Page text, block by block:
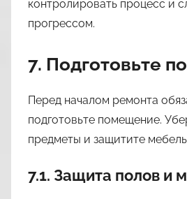
контролировать процесс и
прогрессом.
7. Подготовьте
Перед началом ремонта
подготовьте помещение.
предметы и защитите
7.1. Защита полов и